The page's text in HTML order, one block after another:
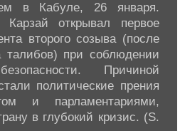
в Кабуле, 26 января.
открывал первое
второго созыва (после
талибов) при соблюдении
Причиной
политические прения
и парламентариями,
в глубокий кризис. (S.